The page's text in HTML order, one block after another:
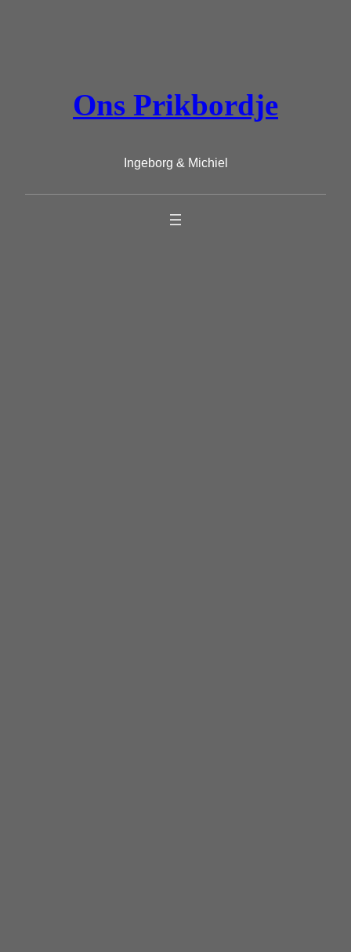
Ons Prikbordje
Ingeborg & Michiel